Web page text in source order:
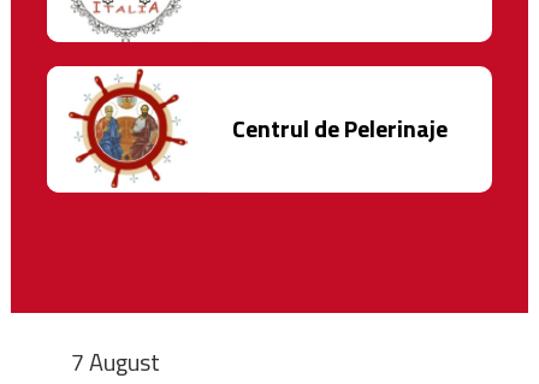
Centrul de Pelerinaje
7 August